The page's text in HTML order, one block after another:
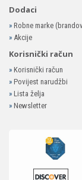
Dodaci
» Robne marke
» Akcije
Korisnički račun
» Korisnički račun
» Povijest narudžbi
» Lista želja
» Newsletter